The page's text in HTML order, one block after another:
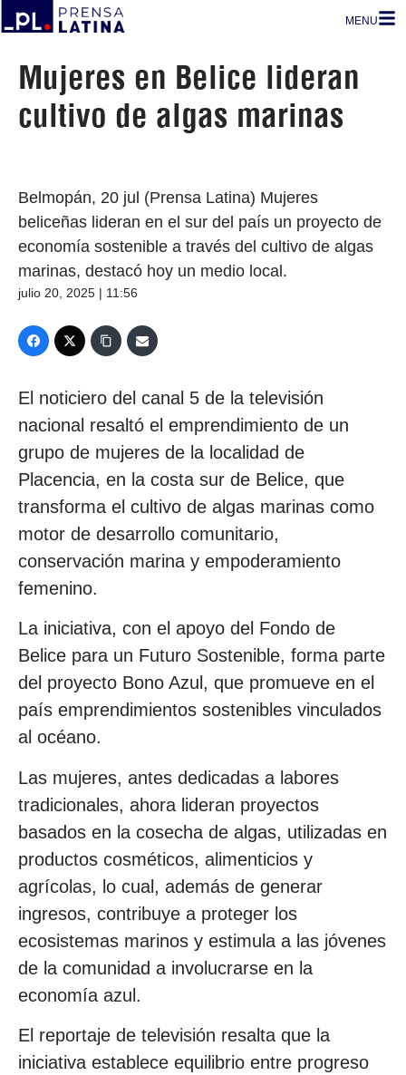
MENU
Mujeres en Belice lideran
cultivo de algas marinas
Belmopán, 20 jul (Prensa Latina) Mujeres
beliceñas lideran en el sur del país un proyecto de
economía sostenible a través del cultivo de algas
marinas, destacó hoy un medio local.
julio 20, 2025 | 11:56
El noticiero del canal 5 de la televisión
nacional resaltó el emprendimiento de un
grupo de mujeres de la localidad de
Placencia, en la costa sur de Belice, que
transforma el cultivo de algas marinas como
motor de desarrollo comunitario,
conservación marina y empoderamiento
femenino.
La iniciativa, con el apoyo del Fondo de
Belice para un Futuro Sostenible, forma parte
del proyecto Bono Azul, que promueve en el
país emprendimientos sostenibles vinculados
al océano.
Las mujeres, antes dedicadas a labores
tradicionales, ahora lideran proyectos
basados en la cosecha de algas, utilizadas en
productos cosméticos, alimenticios y
agrícolas, lo cual, además de generar
ingresos, contribuye a proteger los
ecosistemas marinos y estimula a las jóvenes
de la comunidad a involucrarse en la
economía azul.
El reportaje de televisión resalta que la
iniciativa establece equilibrio entre progreso